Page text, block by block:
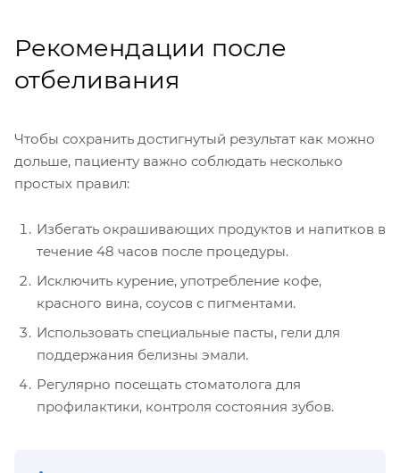
Рекомендации после
отбеливания
Чтобы сохранить достигнутый результат как можно
дольше, пациенту важно соблюдать несколько
простых правил:
Избегать окрашивающих продуктов и напитков в
течение 48 часов после процедуры.
Исключить курение, употребление кофе,
красного вина, соусов с пигментами.
Использовать специальные пасты, гели для
поддержания белизны эмали.
Регулярно посещать стоматолога для
профилактики, контроля состояния зубов.